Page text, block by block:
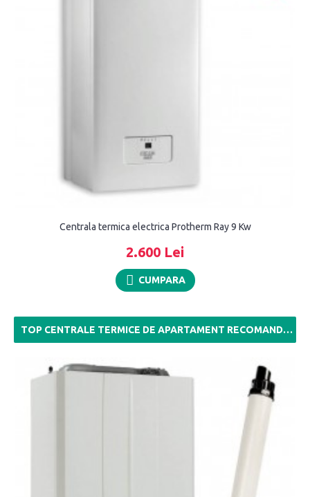
Centrala termica electrica Protherm Ray 9 Kw
2.600 Lei
CUMPARA
TOP CENTRALE TERMICE DE APARTAMENT RECOMANDATE DE NOI